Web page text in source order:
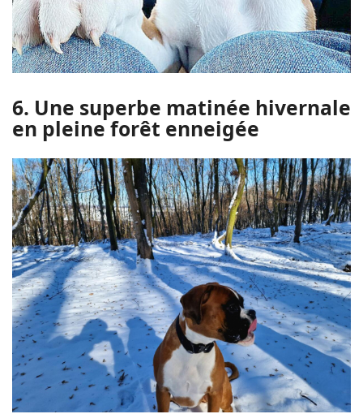
6. Une superbe matinée hivernale
en pleine forêt enneigée